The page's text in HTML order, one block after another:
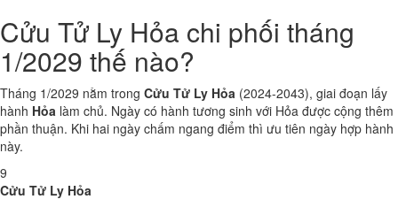
Cửu Tử Ly Hỏa chi phối tháng
1/2029 thế nào?
Tháng 1/2029 nằm trong Cửu Tử Ly Hỏa (2024-2043), giai đoạn lấy
hành Hỏa làm chủ. Ngày có hành tương sinh với Hỏa được cộng thêm
phần thuận. Khi hai ngày chấm ngang điểm thì ưu tiên ngày hợp hành
này.
9
Cửu Tử Ly Hỏa